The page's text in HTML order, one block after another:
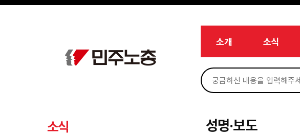
메뉴 건너뛰기
소개 소식
소식 성명·보도
Sketchbook5, 스케치북5
Sketchbook5, 스케치북5